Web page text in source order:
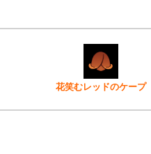
花笑むレッドのケープ